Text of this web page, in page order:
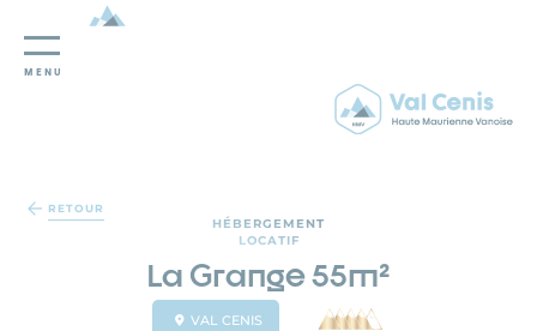
MENU
RETOUR
HÉBERGEMENT
LOCATIF
La Grange 55m²
VAL CENIS